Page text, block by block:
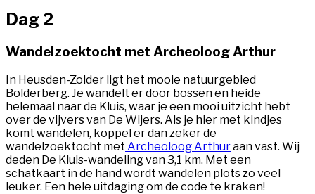
Dag 2
Wandelzoektocht met Archeoloog Arthur
In Heusden-Zolder ligt het mooie natuurgebied
Bolderberg. Je wandelt er door bossen en heide
helemaal naar de Kluis, waar je een mooi uitzicht hebt
over de vijvers van De Wijers. Als je hier met kindjes
komt wandelen, koppel er dan zeker de
wandelzoektocht met Archeoloog Arthuraan vast. Wij
deden De Kluis-wandeling van 3,1 km. Met een
schatkaart in de hand wordt wandelen plots zo veel
leuker. Een hele uitdaging om de code te kraken!